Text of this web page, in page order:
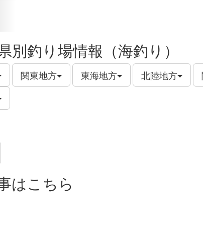
別釣り場情報（海釣り）
関東地方 東海地方 北陸地方
はこちら